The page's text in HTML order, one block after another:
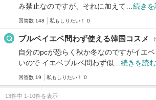
み禁止なのですが、それに加えて… 続きを
回答数 148 私もしりたい！ 0
ブルベイエベ問わず使える韓国コスメ
自分のpcが恐らく秋か冬なのですがイエ
いので イエベブルベ問わず似… 続きを読む
回答数 19 私もしりたい！ 0
13件中 1-10件を表示